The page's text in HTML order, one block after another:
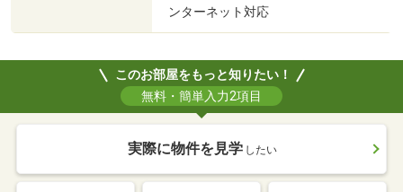
ンターネット対応
このお部屋をもっと知りたい！
無料・簡単入力2項目
実際に物件を見学 したい